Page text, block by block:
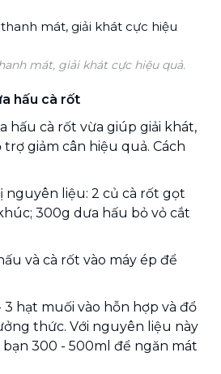
mát, giải khát cực hiệu quả.
hấu cà rốt
hấu cà rốt vừa giúp giải khát,
giảm cân hiệu quả. Cách
nguyên liệu: 2 củ cà rốt gọt
300g dưa hấu bỏ vỏ cắt
và cà rốt vào máy ép để
3 hạt muối vào hỗn hợp và đổ
thức. Với nguyên liệu này
300 - 500ml để ngăn mát